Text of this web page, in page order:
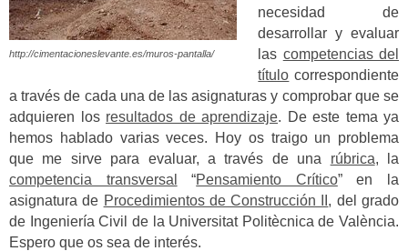
http://cimentacioneslevante.es/muros-pantalla/
necesidad de
desarrollar y evaluar
las competencias del
título correspondiente
a través de cada una de las asignaturas y comprobar que se
adquieren los resultados de aprendizaje. De este tema ya
hemos hablado varias veces. Hoy os traigo un problema
que me sirve para evaluar, a través de una rúbrica, la
competencia transversal
“Pensamiento Crítico” en la
asignatura de Procedimientos de Construcción II , del grado
de Ingeniería Civil de la Universitat Politècnica de València.
Espero que os sea de interés.